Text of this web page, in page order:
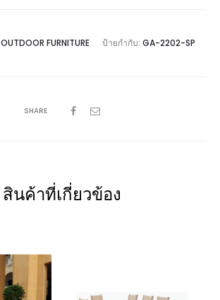
OUTDOOR FURNITURE ป้ายกำกับ: GA-2202-SP
SHARE
สินค้าที่เกี่ยวข้อง